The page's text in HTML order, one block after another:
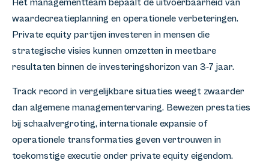
Het managementteam bepaalt de uitvoerbaarheid van
waardecreatieplanning en operationele verbeteringen.
Private equity partijen investeren in mensen die
strategische visies kunnen omzetten in meetbare
resultaten binnen de investeringshorizon van 3-7 jaar.
Track record in vergelijkbare situaties weegt zwaarder
dan algemene managementervaring. Bewezen prestaties
bij schaalvergroting, internationale expansie of
operationele transformaties geven vertrouwen in
toekomstige executie onder private equity eigendom.